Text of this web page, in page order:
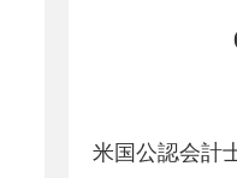
米国公認会計